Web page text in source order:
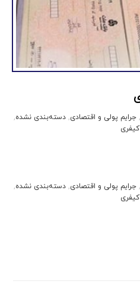
,جرایم پولی و اقتصادی,دسته‌بندی نشده,
,جرایم پولی و اقتصادی,دسته‌بندی نشده,